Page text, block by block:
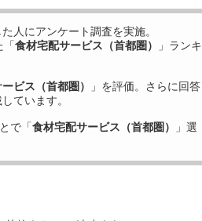
人にアンケート調査を実施。
「食材宅配サービス（首都圏）
」ランキ
ビス（首都圏）
」を評価。さらに回答
ています。
で「食材宅配サービス（首都圏）
」選